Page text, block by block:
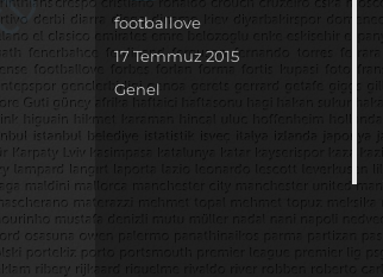
Yazar
footballove
Yayın
tarihi
17 Temmuz 2015
Kategoriler
Genel